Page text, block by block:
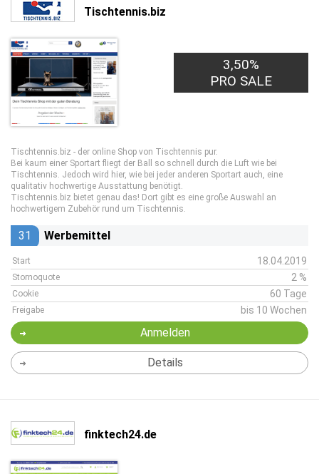
Tischtennis.biz
3,50%
PRO SALE
Tischtennis.biz - der online Shop von Tischtennis pur.
Bei kaum einer Sportart fliegt der Ball so schnell durch die Luft wie bei
Tischtennis. Jedoch wird hier, wie bei jeder anderen Sportart auch, eine
qualitativ hochwertige Ausstattung benötigt.
Tischtennis.biz bietet genau das! Dort gibt es eine große Auswahl an
hochwertigem Zubehör rund um Tischtennis.
31 Werbemittel
Start 18.04.2019
Stornoquote 2 %
Cookie 60 Tage
Freigabe bis 10 Wochen
Anmelden
Details
finktech24.de